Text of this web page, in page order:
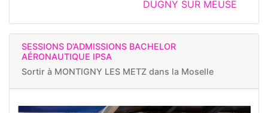
DUGNY SUR MEUSE
SESSIONS D’ADMISSIONS BACHELOR
AÉRONAUTIQUE IPSA
Sortir à MONTIGNY LES METZ dans la Moselle